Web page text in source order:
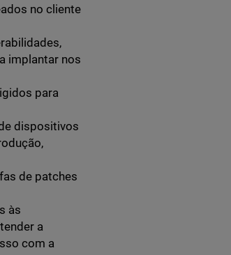
no cliente
implantar nos
para
dispositivos
de patches
às
a
com a